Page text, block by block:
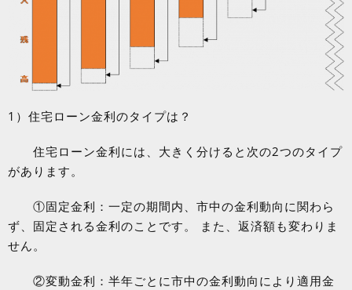
1 ）住宅ローン金利のタイプは？
住宅ローン金利には、大きく分けると次の2つのタイプ
があります。
①固定金利：一定の期間内、市中の金利動向に関わら
ず、固定される金利のことです。 また、返済額も変わりま
せん。
②変動金利：半年ごとに市中の金利動向により適用金